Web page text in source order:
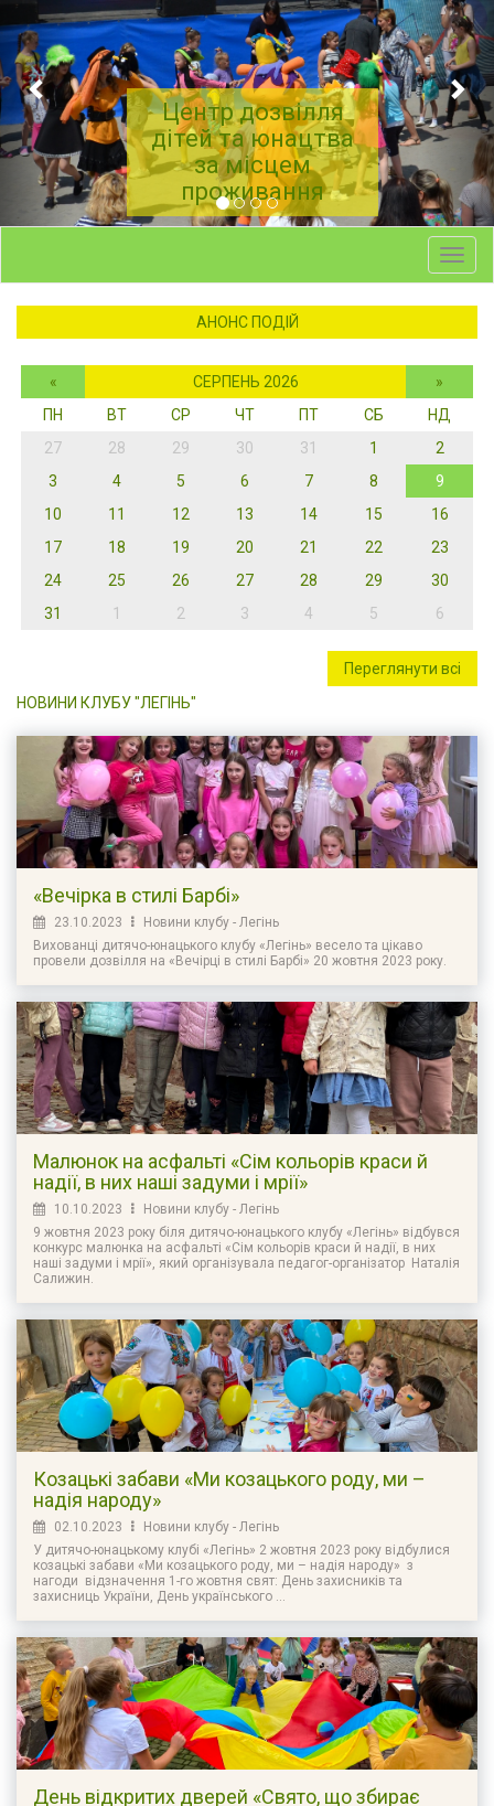
Центр дозвілля
дітей та юнацтва
за місцем
проживання
АНОНС ПОДІЙ
« СЕРПЕНЬ 2026
»
ПН
ВТ СР ЧТ ПТ СБ
НД
27
28 29 30 31 1
2
3
4 5 6 7 8
9
10
11 12 13 14 15
16
17
18 19 20 21 22
23
24
25 26 27 28 29
30
31
1 2 3 4 5 6
Переглянути всі
НОВИНИ КЛУБУ "ЛЕГІНЬ"
«Вечірка в стилі Барбі»
23.10.2023
Новини клубу - Легінь
Вихованці дитячо-юнацького клубу «Легінь» весело та цікаво
провели дозвілля на «Вечірці в стилі Барбі» 20 жовтня 2023 року.
Малюнок на асфальті «Сім кольорів краси й
надії, в них наші задуми і мрії»
10.10.2023
Новини клубу - Легінь
9 жовтня 2023 року біля дитячо-юнацького клубу «Легінь» відбувся
конкурс малюнка на асфальті «Сім кольорів краси й надії, в них
наші задуми і мрії», який організувала педагог-організатор Наталія
Салижин.
Козацькі забави «Ми козацького роду, ми –
надія народу»
02.10.2023
Новини клубу - Легінь
У дитячо-юнацькому клубі «Легінь» 2 жовтня 2023 року відбулися
козацькі забави «Ми козацького роду, ми – надія народу» з
нагоди відзначення 1-го жовтня свят: День захисників та
захисниць України, День українського ...
День відкритих дверей «Свято, що збирає